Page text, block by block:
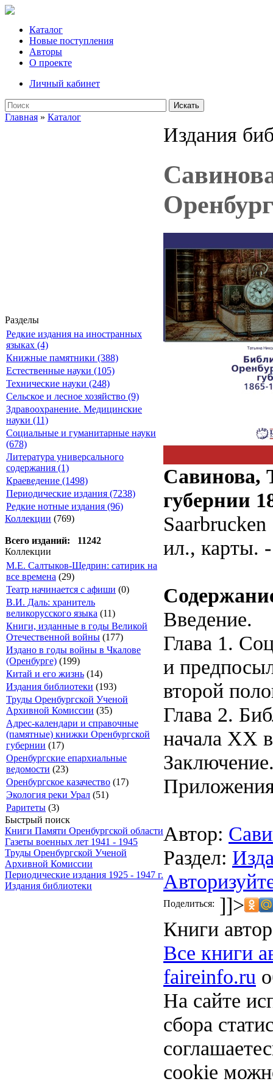
Каталог
Новые поступления
Авторы
О проекте
Личный кабинет
Искать
Главная » Каталог
Разделы
Редкие издания на иностранных
языках (4)
Книжные памятники (388)
Естественные науки (105)
Технические науки (248)
Сельское и лесное хозяйство (9)
Здравоохранение. Медицинские
науки (11)
Социальные и гуманитарные науки
(678)
Литература универсального
содержания (1)
Краеведение (1498)
Периодические издания (7238)
Редкие нотные издания (96)
Коллекции (769)
Всего изданий: 11242
Коллекции
М.Е. Салтыков-Щедрин: сатирик на
все времена (29)
Театр начинается с афиши (0)
В.И. Даль: хранитель
великорусского языка (11)
Книги, изданные в годы Великой
Отечественной войны (177)
Издано в годы войны в Чкалове
(Оренбурге) (199)
Китай и его жизнь (14)
Издания библиотеки (193)
Труды Оренбургской Ученой
Архивной Комиссии (35)
Адрес-календари и справочные
(памятные) книжки Оренбургской
губернии (17)
Оренбургские епархиальные
ведомости (23)
Оренбургское казачество (17)
Экология реки Урал (51)
Раритеты (3)
Быстрый поиск
Книги Памяти Оренбургской области
Газеты военных лет 1941 - 1945
Труды Оренбургской Ученой
Архивной Комиссии
Периодические издания 1925 - 1947 г.
Издания библиотеки
Издания
Савинова,
губернии
ил., карты.
Введение.
Глава 1.
и
второй
Глава 2.
начала XX
Автор:
Раздел:
Поделиться: ]]>
Книги
Все книги
faireinfo.ru
На сайте
сбора
cookie